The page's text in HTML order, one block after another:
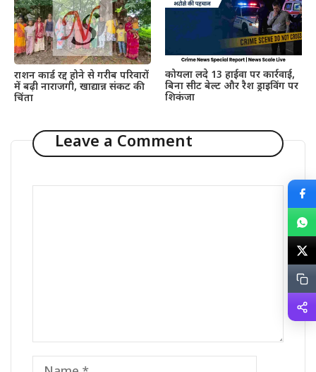
राशन कार्ड रद्द होने से गरीब परिवारों
में बढ़ी नाराजगी, खाद्यान्न संकट की
चिंता
कोयला लदे 13 हाईवा पर कार्रवाई,
बिना सीट बेल्ट और रैश ड्राइविंग पर
शिकंजा
Leave a Comment
Name